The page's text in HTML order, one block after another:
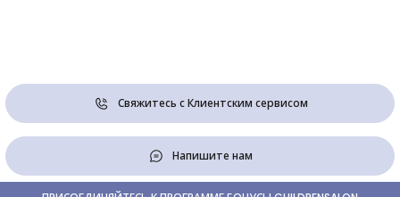
Свяжитесь с Клиентским сервисом
Напишите нам